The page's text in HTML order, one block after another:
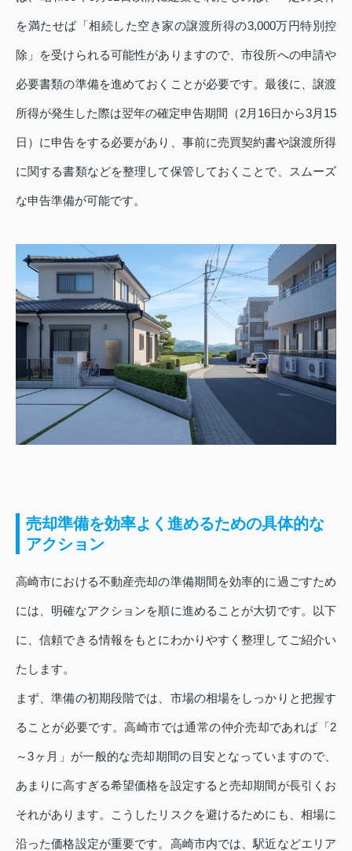
を満たせば「相続した空き家の譲渡所得の3,000万円特別控
除」を受けられる可能性がありますので、市役所への申請や
必要書類の準備を進めておくことが必要です。最後に、譲渡
所得が発生した際は翌年の確定申告期間（2月16日から3月15
日）に申告をする必要があり、事前に売買契約書や譲渡所得
に関する書類などを整理して保管しておくことで、スムーズ
な申告準備が可能です。
売却準備を効率よく進めるための具体的な
アクション
高崎市における不動産売却の準備期間を効率的に過ごすため
には、明確なアクションを順に進めることが大切です。以下
に、信頼できる情報をもとにわかりやすく整理してご紹介い
たします。
まず、準備の初期段階では、市場の相場をしっかりと把握す
ることが必要です。高崎市では通常の仲介売却であれば「2
～3ヶ月」が一般的な売却期間の目安となっていますので、
あまりに高すぎる希望価格を設定すると売却期間が長引くお
それがあります。こうしたリスクを避けるためにも、相場に
沿った価格設定が重要です。高崎市内では、駅近などエリア